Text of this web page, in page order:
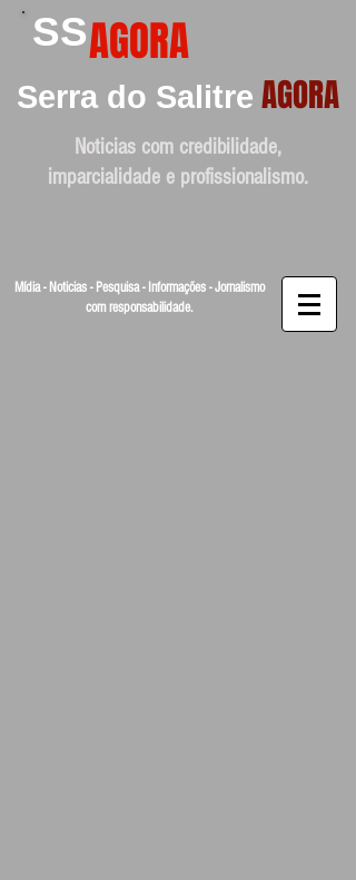
SSAGORA
Serra do Salitre AGORA
Noticias com credibilidade,
imparcialidade e profissionalismo.
Mídia - Noticias - Pesquisa - Informações - Jornalismo
com responsabilidade.